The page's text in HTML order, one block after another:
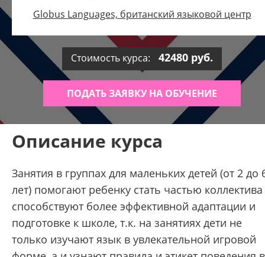
Globus Languages, британский языковой центр
Стоимость курса: 42480 руб.
ПОДАТЬ ЗАЯВКУ НА ОБУЧЕНИЕ
Описание курса
Занятия в группах для маленьких детей (от 2 до
лет) помогают ребенку стать частью
способствуют более эффективной адаптации и
подготовке к школе, т.к. на занятиях дети не
только изучают язык в увлекательной игровой